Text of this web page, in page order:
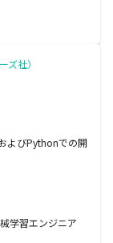
社）
よびPythonでの開
学習エンジニア